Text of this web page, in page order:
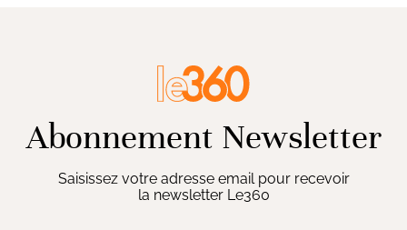
Abonnement Newsletter
Saisissez votre adresse email pour recevoir
la newsletter Le360